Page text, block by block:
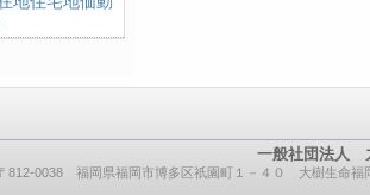
一般社団法人
812-0038 福岡県福岡市博多区祇園町１－４０ 大樹生命